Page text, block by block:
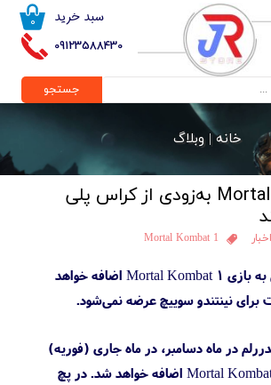
09123588430
۰ سبد خرید
جستجو
خانه |وبلاگ
بازی Mortal Kombat 1 به‌زودی از کراس پلی
اخبار Mortal Kombat 1
هفته آینده کراس پلی به بازی Mortal Kombat 1 اضافه خواهد
برای نینتندو سوییچ عرضه نمی‌شود.
در ماه دسامبر، در ماه جاری (فوریه)
کراس پلی به بازی Mortal Kombat 1 اضافه خواهد شد. در پچ